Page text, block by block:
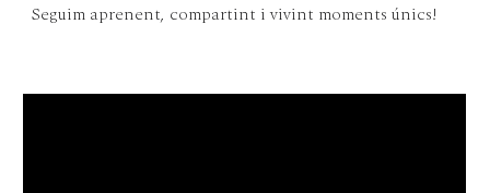
Seguim aprenent, compartint i vivint moments únics!